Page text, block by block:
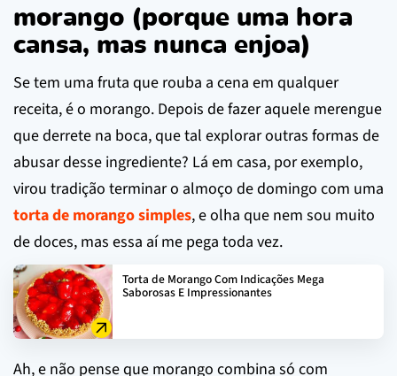
morango (porque uma hora
cansa, mas nunca enjoa)
Se tem uma fruta que rouba a cena em qualquer
receita, é o morango. Depois de fazer aquele merengue
que derrete na boca, que tal explorar outras formas de
abusar desse ingrediente? Lá em casa, por exemplo,
virou tradição terminar o almoço de domingo com uma
torta de morango simples, e olha que nem sou muito
de doces, mas essa aí me pega toda vez.
Torta de Morango Com Indicações Mega
Saborosas E Impressionantes
Ah, e não pense que morango combina só com